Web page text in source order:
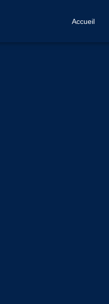
Accueil